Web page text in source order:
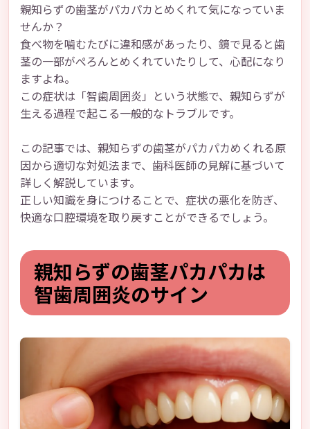
親知らずの歯茎がパカパカとめくれて気になっていま
せんか？
食べ物を噛むたびに違和感があったり、鏡で見ると歯
茎の一部がぺろんとめくれていたりして、心配になり
ますよね。
この症状は「智歯周囲炎」という状態で、親知らずが
生える過程で起こる一般的なトラブルです。
この記事では、親知らずの歯茎がパカパカめくれる原
因から適切な対処法まで、歯科医師の見解に基づいて
詳しく解説しています。
正しい知識を身につけることで、症状の悪化を防ぎ、
快適な口腔環境を取り戻すことができるでしょう。
親知らずの歯茎パカパカは
智歯周囲炎のサイン